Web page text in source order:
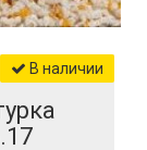
В наличии